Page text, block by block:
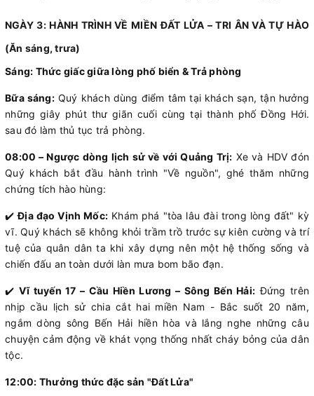
NGÀY 3: HÀNH TRÌNH VỀ MIỀN ĐẤT LỬA – TRI ÂN VÀ TỰ HÀO
(Ăn sáng, trưa)
Sáng: Thức giấc giữa lòng phố biển & Trả phòng
Bữa sáng:Quý khách dùng điểm tâm tại khách sạn, tận hưởng
những giây phút thư giãn cuối cùng tại thành phố Đồng Hới.
sau đó làm thủ tục trả phòng.
08:00 – Ngược dòng lịch sử về với Quảng Trị: Xe và HDV đón
Quý khách bắt đầu hành trình "Về nguồn", ghé thăm những
chứng tích hào hùng:
✔️Địa đạo Vịnh Mốc: Khám phá "tòa lâu đài trong lòng đất" kỳ
vĩ. Quý khách sẽ không khỏi trầm trồ trước sự kiên cường và trí
tuệ của quân dân ta khi xây dựng nên một hệ thống sống và
chiến đấu an toàn dưới làn mưa bom bão đạn.
✔️ Vĩ tuyến 17 – Cầu Hiền Lương – Sông Bến Hải: Đứng trên
nhịp cầu lịch sử chia cắt hai miền Nam - Bắc suốt 20 năm,
ngắm dòng sông Bến Hải hiền hòa và lắng nghe những câu
chuyện cảm động về khát vọng thống nhất cháy bỏng của dân
tộc.
12:00: Thưởng thức đặc sản "Đất Lửa"